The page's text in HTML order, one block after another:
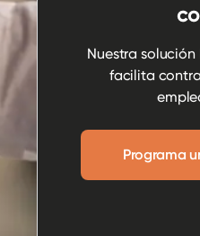
Nuestra solución
facilita
Programa